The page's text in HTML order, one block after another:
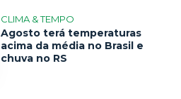
CLIMA & TEMPO
Agosto terá temperaturas
acima da média no Brasil e
chuva no RS